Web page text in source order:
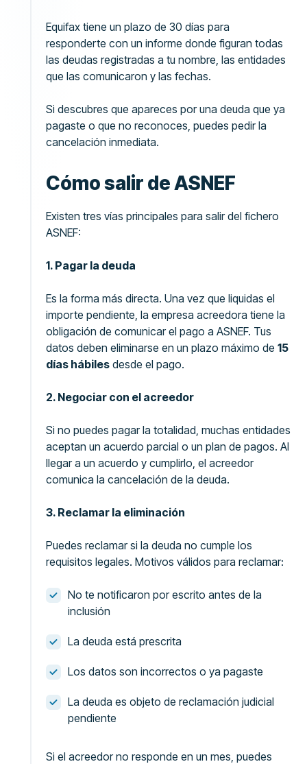
Equifax tiene un plazo de 30 días para
responderte con un informe donde figuran todas
las deudas registradas a tu nombre, las entidades
que las comunicaron y las fechas.
Si descubres que apareces por una deuda que ya
pagaste o que no reconoces, puedes pedir la
cancelación inmediata.
Cómo salir de ASNEF
Existen tres vías principales para salir del fichero
ASNEF:
1. Pagar la deuda
Es la forma más directa. Una vez que liquidas el
importe pendiente, la empresa acreedora tiene la
obligación de comunicar el pago a ASNEF. Tus
datos deben eliminarse en un plazo máximo de15
días hábiles desde el pago.
2. Negociar con el acreedor
Si no puedes pagar la totalidad, muchas entidades
aceptan un acuerdo parcial o un plan de pagos. Al
llegar a un acuerdo y cumplirlo, el acreedor
comunica la cancelación de la deuda.
3. Reclamar la eliminación
Puedes reclamar si la deuda no cumple los
requisitos legales. Motivos válidos para reclamar:
No te notificaron por escrito antes de la
inclusión
La deuda está prescrita
Los datos son incorrectos o ya pagaste
La deuda es objeto de reclamación judicial
pendiente
Si el acreedor no responde en un mes, puedes